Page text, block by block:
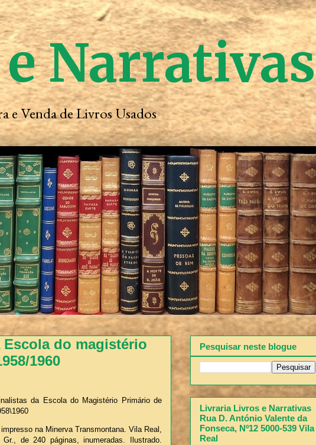
Narrativas
e Venda de Livros Usados
do magistério
1960
da Escola do Magistério Primário de
na Minerva Transmontana. Vila Real,
Gr., de 240 páginas, inumeradas. Ilustrado.
Pesquisar neste blogue
Livraria Livros e Narrativas
Rua D. António Valente da
Fonseca, Nº12 5000-539 Vila
Real